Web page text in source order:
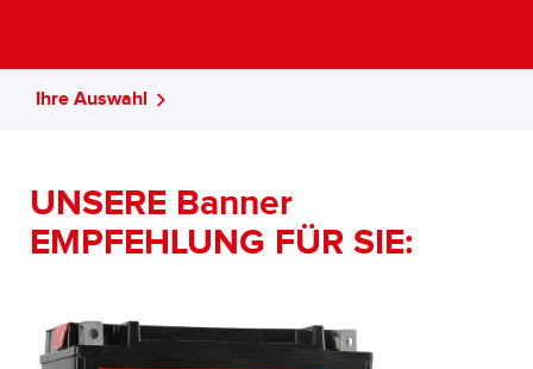
Ihre Auswahl
UNSERE Banner
EMPFEHLUNG FÜR SIE: